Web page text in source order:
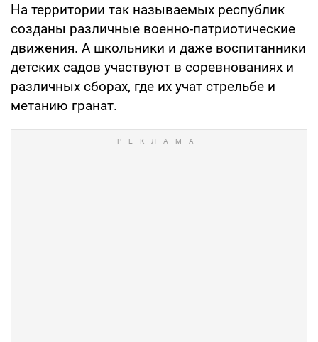
На территории так называемых республик
созданы различные военно-патриотические
движения. А школьники и даже воспитанники
детских садов участвуют в соревнованиях и
различных сборах, где их учат стрельбе и
метанию гранат.